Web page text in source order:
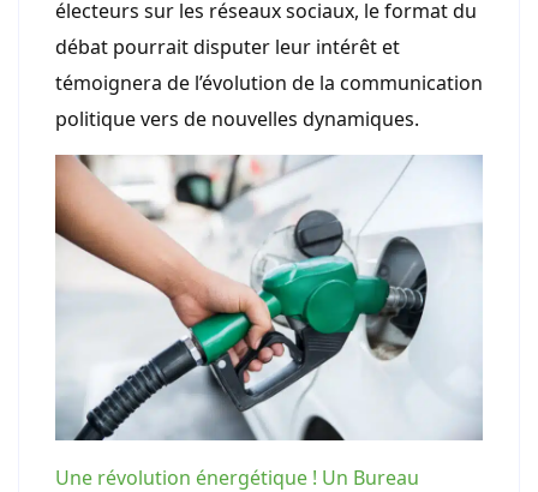
électeurs sur les réseaux sociaux, le format du
débat pourrait disputer leur intérêt et
témoignera de l’évolution de la communication
politique vers de nouvelles dynamiques.
Une révolution énergétique ! Un Bureau